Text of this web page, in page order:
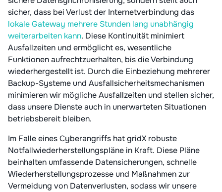
sicher, dass bei Verlust der Internetverbindung das
lokale Gateway mehrere Stunden lang unabhängig
weiterarbeiten kann. Diese Kontinuität minimiert
Ausfallzeiten und ermöglicht es, wesentliche
Funktionen aufrechtzuerhalten, bis die Verbindung
wiederhergestellt ist. Durch die Einbeziehung mehrerer
Backup-Systeme und Ausfallsicherheitsmechanismen
minimieren wir mögliche Ausfallzeiten und stellen sicher,
dass unsere Dienste auch in unerwarteten Situationen
betriebsbereit bleiben.
Im Falle eines Cyberangriffs hat gridX robuste
Notfallwiederherstellungspläne in Kraft. Diese Pläne
beinhalten umfassende Datensicherungen, schnelle
Wiederherstellungsprozesse und Maßnahmen zur
Vermeidung von Datenverlusten, sodass wir unsere